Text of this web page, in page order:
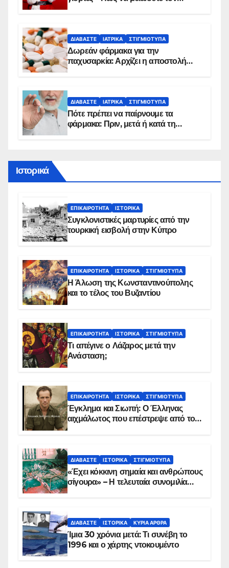
ΔΙΑΒΆΣΤΕ ΙΑΤΡΙΚΆ ΣΤΙΓΜΙΌΤΥΠΑ
Δωρεάν φάρμακα για την
παχυσαρκία: Αρχίζει η αποστολή
ΔΙΑΒΆΣΤΕ ΙΑΤΡΙΚΆ ΣΤΙΓΜΙΌΤΥΠΑ
Πότε πρέπει να παίρνουμε τα
φάρμακα: Πριν, μετά ή κατά τη
Ιστορικά
ΕΠΙΚΑΙΡΌΤΗΤΑ ΙΣΤΟΡΙΚΆ
Συγκλονιστικές μαρτυρίες από την
τουρκική εισβολή στην Κύπρο
ΕΠΙΚΑΙΡΌΤΗΤΑ ΙΣΤΟΡΙΚΆ ΣΤΙΓΜΙΌΤΥΠΑ
Η Άλωση της Κωνσταντινούπολης
και το τέλος του Βυζαντίου
ΕΠΙΚΑΙΡΌΤΗΤΑ ΙΣΤΟΡΙΚΆ ΣΤΙΓΜΙΌΤΥΠΑ
Τι απέγινε ο Λάζαρος μετά την
Ανάσταση;
ΕΠΙΚΑΙΡΌΤΗΤΑ ΙΣΤΟΡΙΚΆ ΣΤΙΓΜΙΌΤΥΠΑ
Έγκλημα και Σιωπή: Ο Έλληνας
αιχμάλωτος που επέστρεψε από το
ΔΙΑΒΆΣΤΕ ΙΣΤΟΡΙΚΆ ΣΤΙΓΜΙΌΤΥΠΑ
«Έχει κόκκινη σημαία και ανθρώπους
σίγουρα» – Η τελευταία συνομιλία
ΔΙΑΒΆΣΤΕ ΙΣΤΟΡΙΚΆ ΚΥΡΙΑ ΑΡΘΡΑ
Ίμια 30 χρόνια μετά: Τι συνέβη το
1996 και ο χάρτης ντοκουμέντο